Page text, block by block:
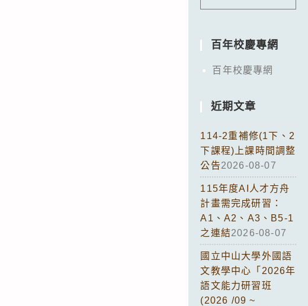
百年校慶專網
百年校慶專網
近期文章
114-2重補修(1下、2
下課程)上課時間調整
公告2026-08-07
115年度AI人才方舟
計畫需完成研習：
A1、A2、A3、B5-1
之連結2026-08-07
國立中山大學外國語
文教學中心「2026年
語文能力研習班
(2026 /09 ~